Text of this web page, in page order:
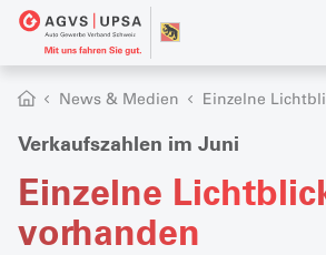
News & Medien Einzelne
Verkaufszahlen im Juni
Einzelne
vorhanden